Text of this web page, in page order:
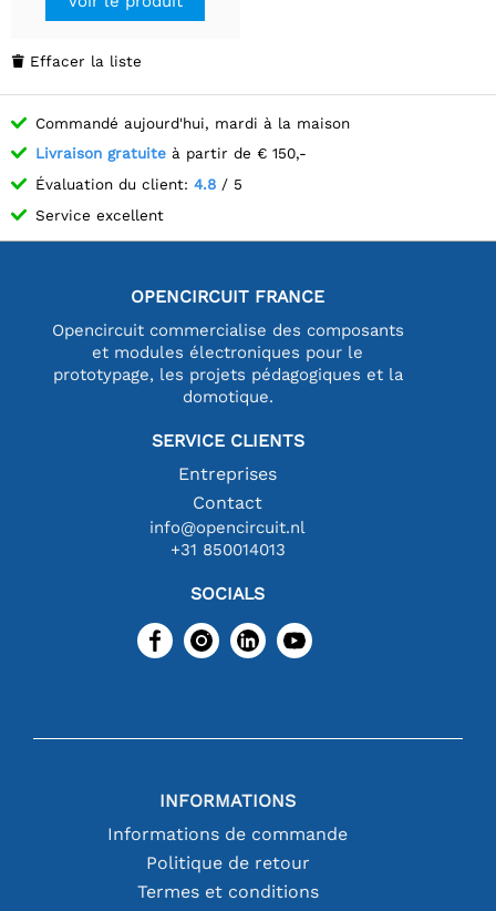
MPLAB, Programmeur de
 Effacer la liste
Commandé aujourd'hui, mardi à la maison
Livraison gratuite à partir de € 150,-
Évaluation du client: 4.8 / 5
Service excellent
OPENCIRCUIT FRANCE
Opencircuit commercialise des composants
et modules électroniques pour le
prototypage, les projets pédagogiques et la
domotique.
SERVICE CLIENTS
Entreprises
Contact
info@opencircuit.nl
+31 850014013
SOCIALS
INFORMATIONS
Informations de commande
Politique de retour
Termes et conditions